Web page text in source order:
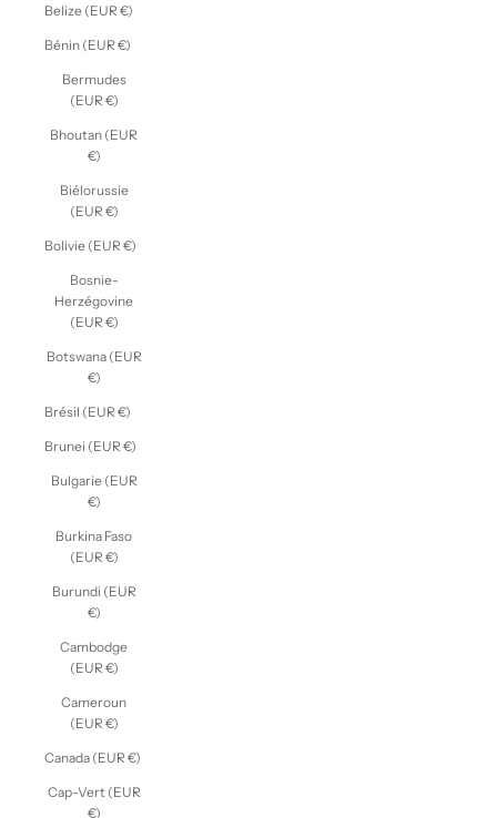
Belize (EUR €)
Bénin (EUR €)
Bermudes
(EUR €)
Bhoutan (EUR
€)
Biélorussie
(EUR €)
Bolivie (EUR €)
Bosnie-
Herzégovine
(EUR €)
Botswana (EUR
€)
Brésil (EUR €)
Brunei (EUR €)
Bulgarie (EUR
€)
Burkina Faso
(EUR €)
Burundi (EUR
€)
Cambodge
(EUR €)
Cameroun
(EUR €)
Canada (EUR €)
Cap-Vert (EUR
€)